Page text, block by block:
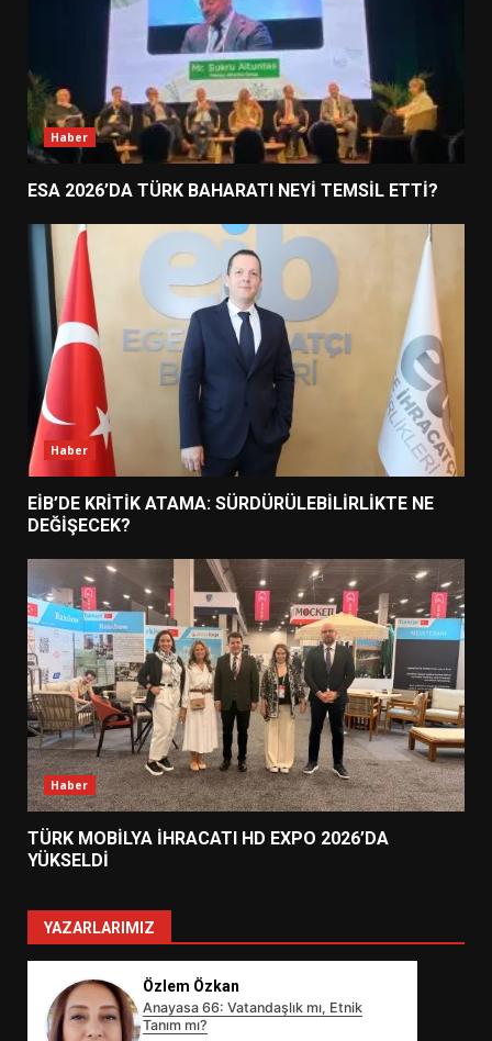
Haber
ESA 2026’DA TÜRK BAHARATI NEYİ TEMSİL ETTİ?
Haber
EİB’DE KRİTİK ATAMA: SÜRDÜRÜLEBİLİRLİKTE NE
DEĞİŞECEK?
Haber
TÜRK MOBİLYA İHRACATI HD EXPO 2026’DA
YÜKSELDİ
YAZARLARIMIZ
Özlem Özkan
Anayasa 66: Vatandaşlık mı, Etnik
Tanım mı?